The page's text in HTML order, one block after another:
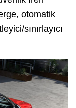
otomatik
sınırlayıcı